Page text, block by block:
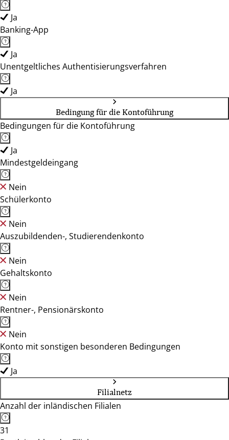
Ja
Banking-App
Ja
Unentgeltliches Authentisierungsverfahren
Ja
Bedingung für die Kontoführung
Bedingungen für die Kontoführung
Ja
Mindestgeldeingang
Nein
Schülerkonto
Nein
Auszubildenden-, Studierendenkonto
Nein
Gehaltskonto
Nein
Rentner-, Pensionärskonto
Nein
Konto mit sonstigen besonderen Bedingungen
Ja
Filialnetz
Anzahl der inländischen Filialen
31